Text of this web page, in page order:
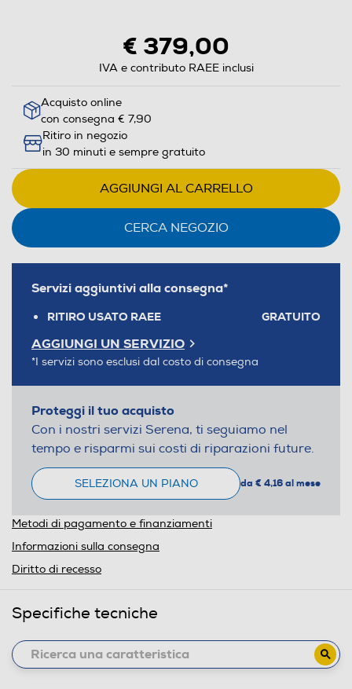
€ 379,00
IVA e contributo RAEE inclusi
Acquisto online
con consegna € 7,90
Ritiro in negozio
in 30 minuti e sempre gratuito
AGGIUNGI AL CARRELLO
CERCA NEGOZIO
Servizi aggiuntivi alla consegna*
RITIRO USATO RAEE GRATUITO
AGGIUNGI UN SERVIZIO
*I servizi sono esclusi dal costo di consegna
Proteggi il tuo acquisto
Con i nostri servizi Serena, ti seguiamo nel
tempo e risparmi sui costi di riparazioni future.
SELEZIONA UN PIANO da € 4,16 al mese
Metodi di pagamento e finanziamenti
Informazioni sulla consegna
Diritto di recesso
Specifiche tecniche